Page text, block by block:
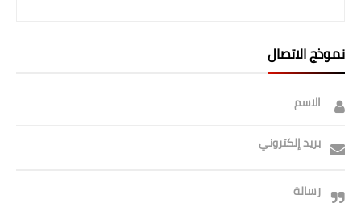
نموذج الاتصال
الاسم
بريد إلكتروني
رسالة